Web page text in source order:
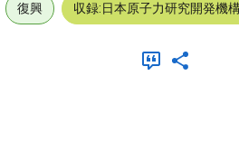
復興 収録:日本原子力研究開発機